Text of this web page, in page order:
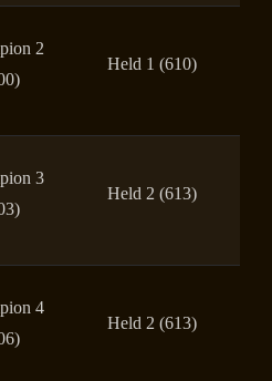
2
Held 1 (610)
3
Held 2 (613)
4
Held 2 (613)